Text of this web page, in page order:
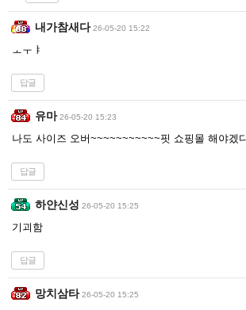
내가참새다 26-05-20 15:22
ㅗㅜㅑ
답글
유마 26-05-20 15:23
나도 사이즈 오버~~~~~~~~~~~핏 쇼핑몰 해야겠
답글
하얀신성 26-05-20 15:25
기괴함
답글
망치삼타 26-05-20 15:25